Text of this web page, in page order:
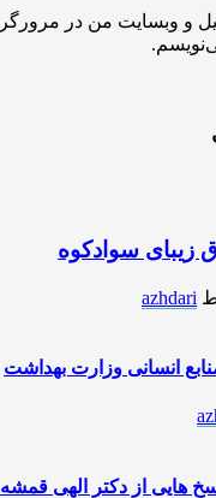
و وبسایت من در
زیبای سوادکوه
azhdari
انسانی وزارت بهداشت
هایی از دکتر الهی